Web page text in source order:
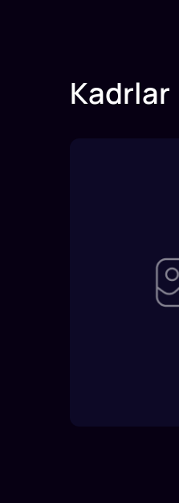
Kadrlar